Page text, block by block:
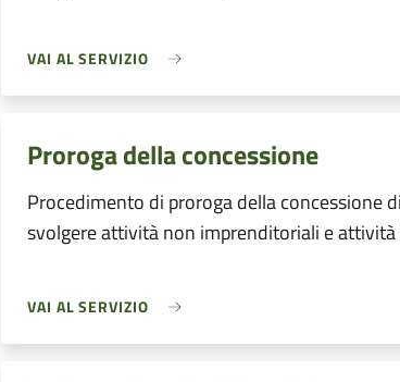
VAI AL SERVIZIO
Proroga della concessione
Procedimento di proroga della concessione
svolgere attività non imprenditoriali e
VAI AL SERVIZIO